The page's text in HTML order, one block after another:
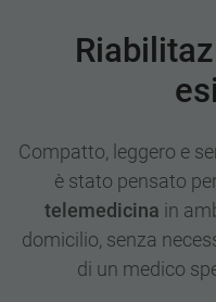
Compatto, leggero e
è stato pensato
telemedicina in
domicilio, senza
di un medico